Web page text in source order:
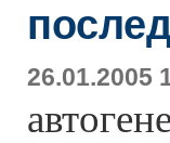
26.01.2005